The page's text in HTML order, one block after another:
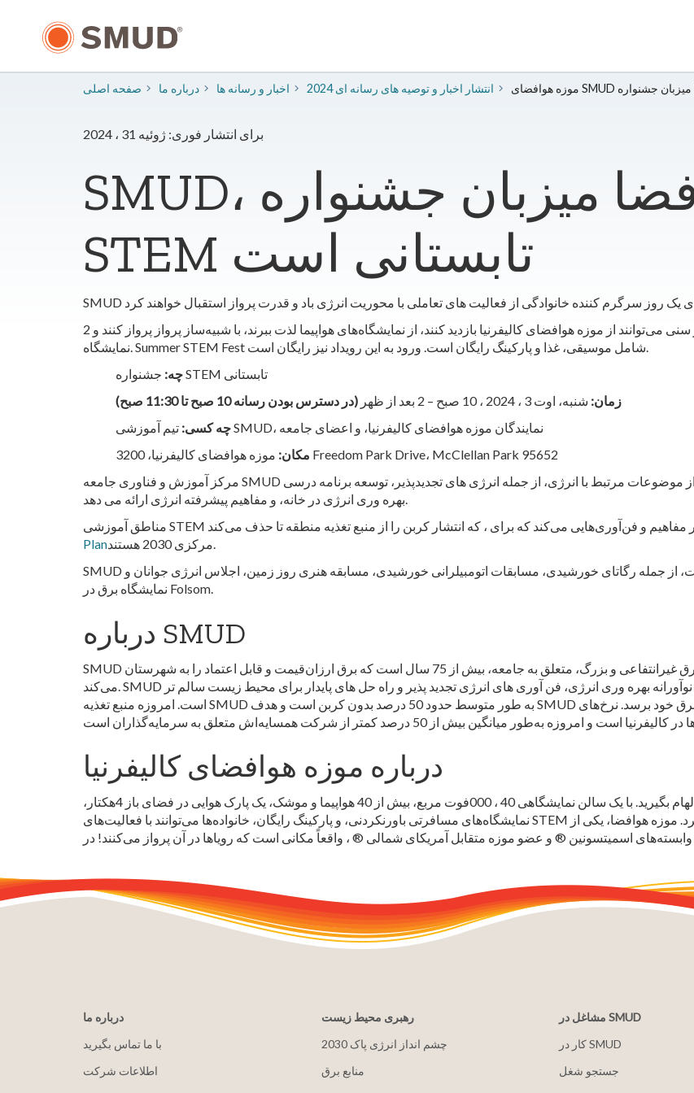
صفحه اصلی درباره ما ​اخبار و رسانه ها 2024 انتشار اخبار و توصیه های رسانه ای
برای انتشار فوری: ژوئیه 31 ، 2024
SMUD، موزه هوافضا میزبان جشنواره
STEM تابستانی است
مهمانان در هر سنی می‌توانند از موزه هوافضای کالیفرنیا بازدید کنند، از نمایشگاه‌های هواپیما لذت ببرند، با شبیه‌ساز پرواز پرواز کنند و 2THEXTREME را کشف کنند! MathAlive!
نمایشگاه. Summer STEM Fest شامل موسیقی، غذا و پارکینگ رایگان است. ورود به این رویداد نیز رایگان است.
چه:
جشنواره STEM تابستانی
زمان: شنبه، اوت 3 ، 2024 ، 10 صبح – 2 بعد از ظهر
(در دسترس بودن رسانه 10 صبح تا 11:30 صبح)
چه کسی:
تیم آموزشی SMUD، نمایندگان موزه هوافضای کالیفرنیا، و اعضای جامعه
مکان: موزه هوافضای کالیفرنیا، 3200 Freedom Park Drive، McClellan Park 95652
مرکز آموزش و فناوری جامعه SMUD آموزش و آموزش را در مورد طیف گسترده ای از موضوعات مرتبط با انرژی، از جمله انرژی های تجدیدپذیر، توسعه برنامه درسی STEAM،
بهره وری انرژی در خانه، و مفاهیم پیشرفته انرژی ارائه می دهد.
Plan
مرکزی 2030 هستند.
SMUD همچنین میزبان چندین رویداد اجتماعی در طول سال است، از جمله رگاتای خورشیدی، مسابقات اتومبیلرانی خورشیدی، مسابقه هنری روز زمین، اجلاس انرژی جوانان و
نمایشگاه برق در Folsom.
درباره SMUD
SMUD به‌عنوان ششمین ارائه‌دهنده خدمات برق غیرانتفاعی و بزرگ، متعلق به جامعه، بیش از 75 سال است که برق ارزان‌قیمت و قابل اعتماد را به شهرستان Sacramento ارائه
می‌کند. SMUD یک رهبر صنعت شناخته شده و برنده جایزه برای برنامه های نوآورانه بهره وری انرژی، فن آوری های انرژی تجدید پذیر و راه حل های پایدار برای محیط زیست سالم تر
است. امروزه منبع تغذیه SMUD به طور متوسط حدود 50 درصد بدون کربن است و هدف SMUD این است که تا 2030 به کربن صفر در تولید برق خود برسد. نرخ‌های SMUD و
درباره موزه هوافضای کالیفرنیا
کاوش کنید، کشف کنید و از تاریخ هوانوردی و هوافضا الهام بگیرید. با یک سالن نمایشگاهی 40 ، 000فوت مربع، بیش از 40 هواپیما و موشک، یک پارک هوایی در فضای باز 4هکتار،
نمایشگاه‌های مسافرتی باورنکردنی، و پارکینگ رایگان، خانواده‌ها می‌توانند با فعالیت‌های STEM ما درگیر شوند. تمام سنین و اجازه دهید تخیل آنها اوج بگیرد. موزه هوافضا، یکی از
درباره ما
با ما تماس بگیرید
اطلاعات شرکت
رهبری محیط زیست
2030 چشم انداز انرژی پاک
منابع برق
مشاغل در SMUD
کار در SMUD
جستجو شغل